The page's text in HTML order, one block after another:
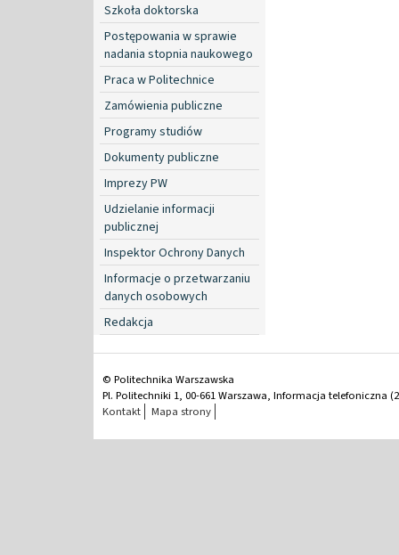
Szkoła doktorska
Postępowania w sprawie
nadania stopnia naukowego
Praca w Politechnice
Zamówienia publiczne
Programy studiów
Dokumenty publiczne
Imprezy PW
Udzielanie informacji
publicznej
Inspektor Ochrony Danych
Informacje o przetwarzaniu
danych osobowych
Redakcja
© Politechnika Warszawska
Pl. Politechniki 1, 00-661 Warszawa, Informacja telefoniczna
Kontakt
Mapa strony